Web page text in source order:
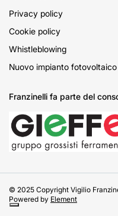
Privacy policy
Cookie policy
Whistleblowing
Nuovo impianto
Franzinelli fa parte del
© 2025 Copyright Vigilio
Powered by Element